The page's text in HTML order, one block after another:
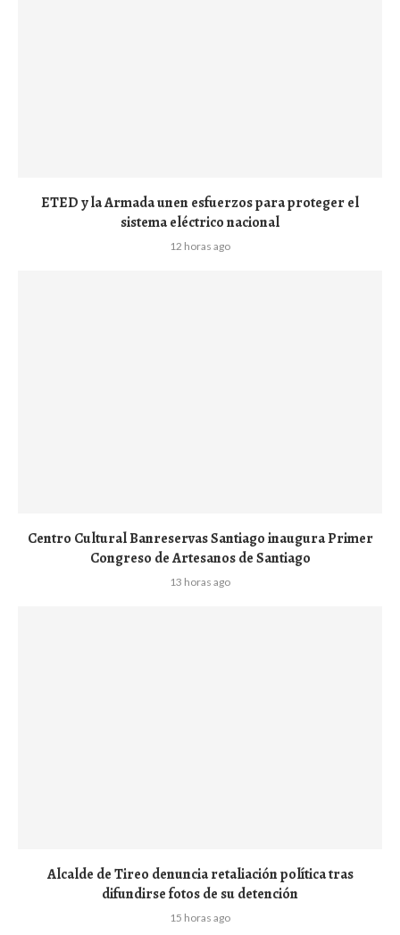
ETED y la Armada unen esfuerzos para proteger el
sistema eléctrico nacional
12 horas ago
Centro Cultural Banreservas Santiago inaugura Primer
Congreso de Artesanos de Santiago
13 horas ago
Alcalde de Tireo denuncia retaliación política tras
difundirse fotos de su detención
15 horas ago